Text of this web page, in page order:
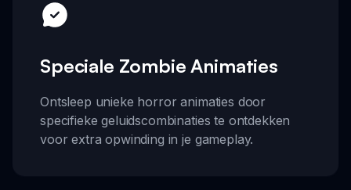
Speciale Zombie Animaties
Ontsleep unieke horror animaties door
specifieke geluidscombinaties te ontdekken
voor extra opwinding in je gameplay.